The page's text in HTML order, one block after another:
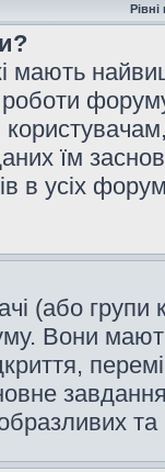
Рівні
мають
їм
в усіх
(або
Вони